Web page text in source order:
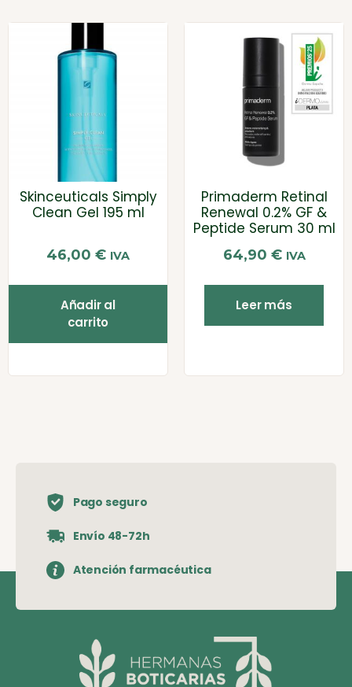
Skinceuticals Simply
Clean Gel 195 ml
46,00 € IVA
Añadir al
carrito
Primaderm Retinal
Renewal 0.2% GF &
Peptide Serum 30 ml
64,90 € IVA
Leer más
Pago seguro
Envío 48-72h
Atención farmacéutica